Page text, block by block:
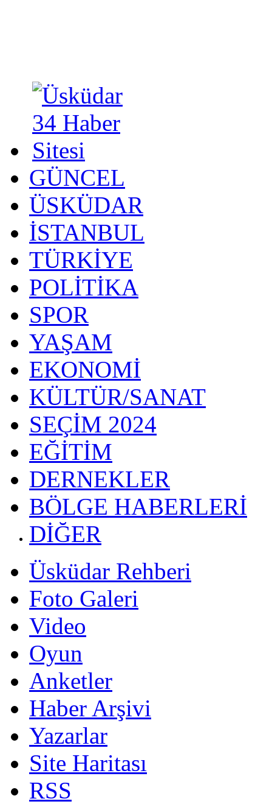
GÜNCEL
ÜSKÜDAR
İSTANBUL
TÜRKİYE
POLİTİKA
SPOR
YAŞAM
EKONOMİ
KÜLTÜR/SANAT
SEÇİM 2024
EĞİTİM
DERNEKLER
BÖLGE HABERLERİ
DİĞER
Üsküdar Rehberi
Foto Galeri
Video
Oyun
Anketler
Haber Arşivi
Yazarlar
Site Haritası
RSS